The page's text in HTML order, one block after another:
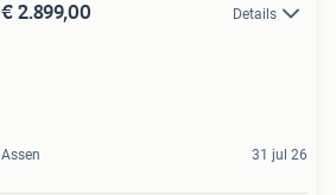
€ 2.899,00 Details
Assen 31 jul 26